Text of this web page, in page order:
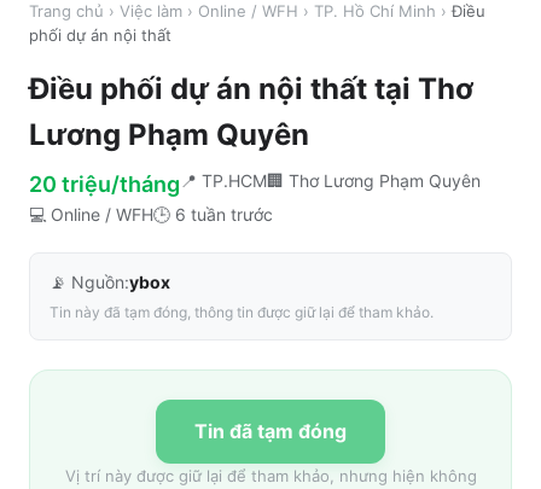
Trang chủ › Việc làm › Online / WFH › TP. Hồ Chí Minh ›Điều
phối dự án nội thất
Điều phối dự án nội thất tại Thơ
Lương Phạm Quyên
20 triệu/tháng 📍 TP.HCM🏢 Thơ Lương Phạm Quyên
💻 Online / WFH🕒 6 tuần trước
📡 Nguồn:ybox
Tin này đã tạm đóng, thông tin được giữ lại để tham khảo.
Tin đã tạm đóng
Vị trí này được giữ lại để tham khảo, nhưng hiện không